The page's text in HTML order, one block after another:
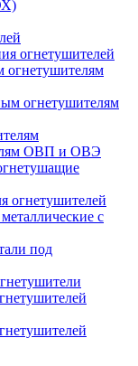
огнетушителей
огнетушителям
огнетушителям
ОВП и ОВЭ
огнетушителей
с
под